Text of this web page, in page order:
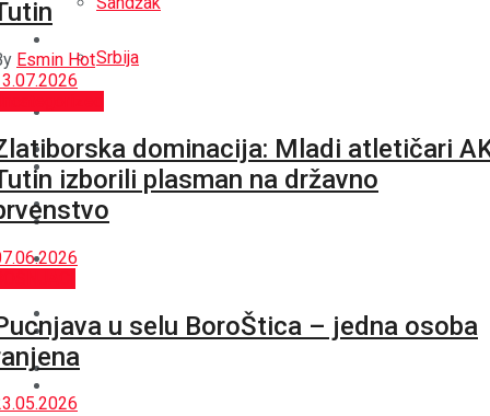
SVIJET
BOŠNJACI
CRNA HRONIKA
STAV
MAGAZIN
SPORT
Srbija
REGIJA
SVIJET
BOŠNJACI
STAV
Esmin Hot
dominacija: Mladi atletičari
izborili plasman na državno
u selu BoroŠtica – jedna osoba